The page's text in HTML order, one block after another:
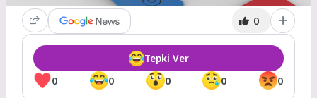
0
0 0 0 0 0
Tepki Ver